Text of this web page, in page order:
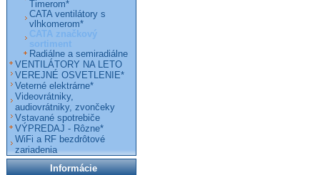
Timerom*
CATA ventilátory s
vlhkomerom*
CATA značkový
sortiment
Radiálne a semiradiálne
VENTILÁTORY NA LETO
VEREJNÉ OSVETLENIE*
Veterné elektrárne*
Videovrátniky,
audiovrátniky, zvončeky
Vstavané spotrebiče
VÝPREDAJ - Rôzne*
WiFi a RF bezdrôtové
zariadenia
Informácie